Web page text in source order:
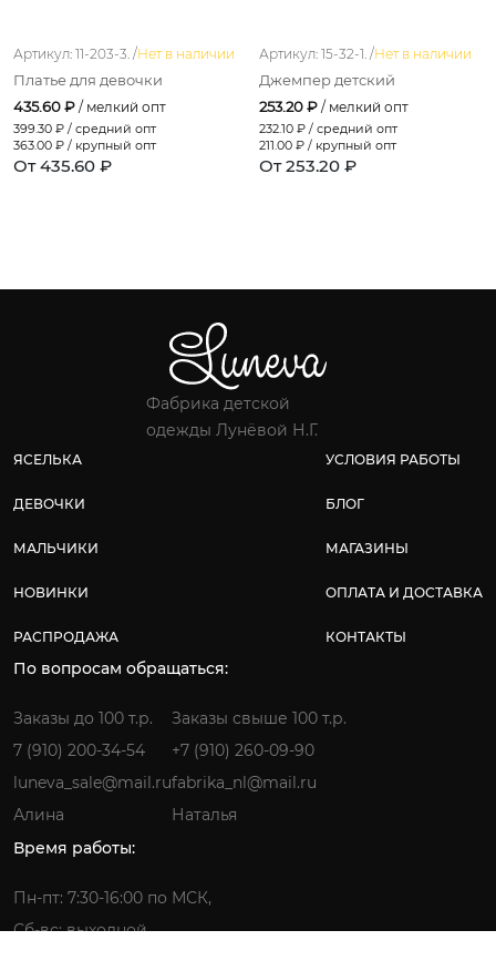
Артикул: 11-203-3. /Нет в наличии
Платье для девочки
435.60 ₽ / мелкий опт
399.30 ₽ / средний опт
363.00 ₽ / крупный опт
От 435.60 ₽
Артикул: 15-32-1. /Нет в наличии
Джемпер детский
253.20 ₽ / мелкий опт
232.10 ₽ / средний опт
211.00 ₽ / крупный опт
От 253.20 ₽
Фабрика детской
одежды Лунёвой Н.Г.
ЯСЕЛЬКА
ДЕВОЧКИ
МАЛЬЧИКИ
НОВИНКИ
РАСПРОДАЖА
УСЛОВИЯ РАБОТЫ
БЛОГ
МАГАЗИНЫ
ОПЛАТА И ДОСТАВКА
КОНТАКТЫ
По вопросам обращаться:
Заказы до 100 т.р.
7 (910) 200-34-54
luneva_sale@mail.ru
Алина
Заказы свыше 100 т.р.
+7 (910) 260-09-90
fabrika_nl@mail.ru
Наталья
Время работы:
Пн-пт: 7:30-16:00 по МСК,
Сб-вс: выходной